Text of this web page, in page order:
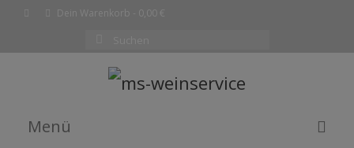
Dein Warenkorb 0,00 €
nach:
Menü